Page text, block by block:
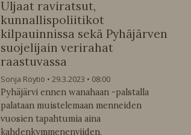
Uljaat raviratsut,
kunnallispoliitikot
kilpauinnissa sekä Pyhäjärven
suojelijain verirahat
raastuvassa
Sonja Röytiö 29.3.2023
08:00
Pyhäjärvi ennen wanahaan -palstalla
palataan muistelemaan menneiden
vuosien tapahtumia aina
kahdenkymmenenviiden,